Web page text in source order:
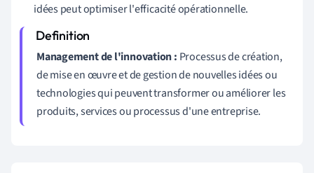
idées peut optimiser l'efficacité opérationnelle.
Management de l'innovation : Processus de création,
de mise en œuvre et de gestion de nouvelles idées ou
technologies qui peuvent transformer ou améliorer les
produits, services ou processus d'une entreprise.